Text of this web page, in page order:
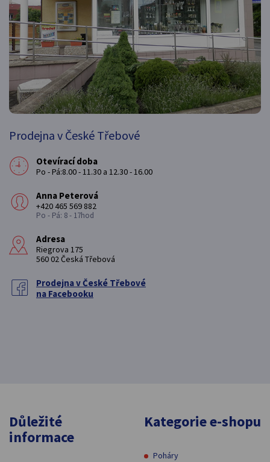
Prodejna v České Třebové
Otevírací doba
Po - Pá:8.00 - 11.30 a 12.30 - 16.00
Anna Peterová
+420 465 569 882
Po - Pá: 8 - 17hod
Adresa
Riegrova 175
560 02 Česká Třebová
Prodejna v České Třebové
na Facebooku
Důležité
informace
Kategorie e-shopu
Poháry